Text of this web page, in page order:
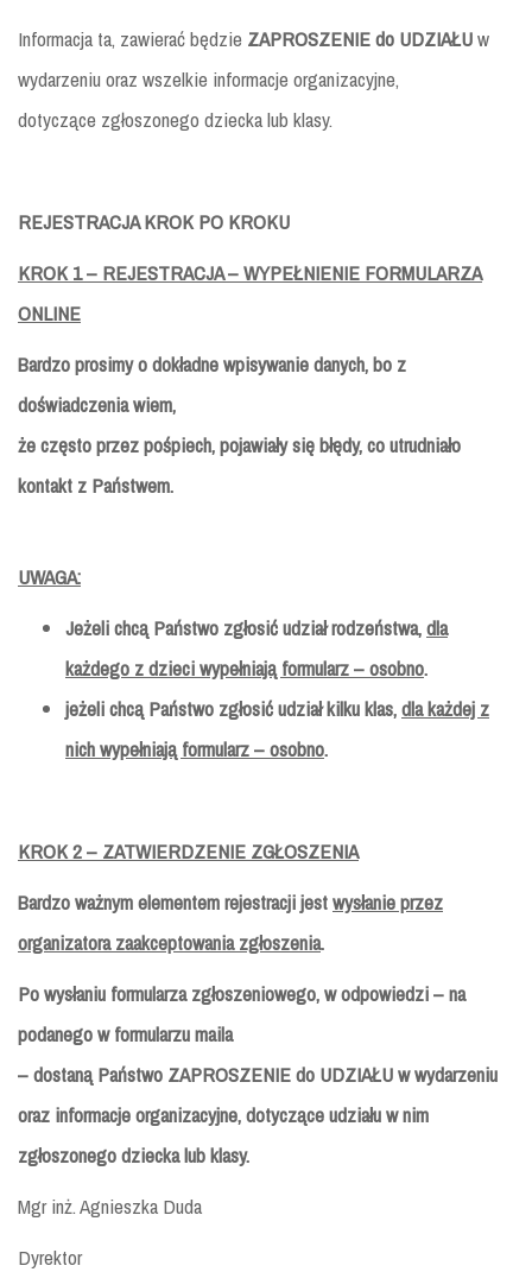
Informacja ta, zawierać będzie ZAPROSZENIE do UDZIAŁUw
wydarzeniu oraz wszelkie informacje organizacyjne,
dotyczące zgłoszonego dziecka lub klasy.
REJESTRACJA KROK PO KROKU
KROK 1 – REJESTRACJA – WYPEŁNIENIE FORMULARZA
ONLINE
Bardzo prosimy o dokładne wpisywanie danych, bo z
doświadczenia wiem,
że często przez pośpiech, pojawiały się błędy, co utrudniało
kontakt z Państwem.
UWAGA:
Jeżeli chcą Państwo zgłosić udział rodzeństwa,dla
każdego z dzieci wypełniają formularz – osobno.
jeżeli chcą Państwo zgłosić udział kilku klas,dla każdej z
nich wypełniają formularz – osobno.
KROK 2 – ZATWIERDZENIE ZGŁOSZENIA
Bardzo ważnym elementem rejestracji jestwysłanie przez
organizatorazaakceptowania zgłoszenia.
Po wysłaniu formularza zgłoszeniowego, w odpowiedzi – na
podanego w formularzu maila
– dostaną Państwo ZAPROSZENIE do UDZIAŁUw wydarzeniu
oraz informacje organizacyjne, dotyczące udziału w nim
zgłoszonego dziecka lub klasy.
Mgr inż. Agnieszka Duda
Dyrektor